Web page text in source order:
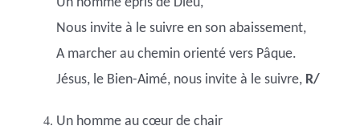
Nous invite à le suivre en son abaissement,
A marcher au chemin orienté vers Pâque.
Jésus, le Bien-Aimé, nous invite à le suivre, R/
Un homme au cœur de chair